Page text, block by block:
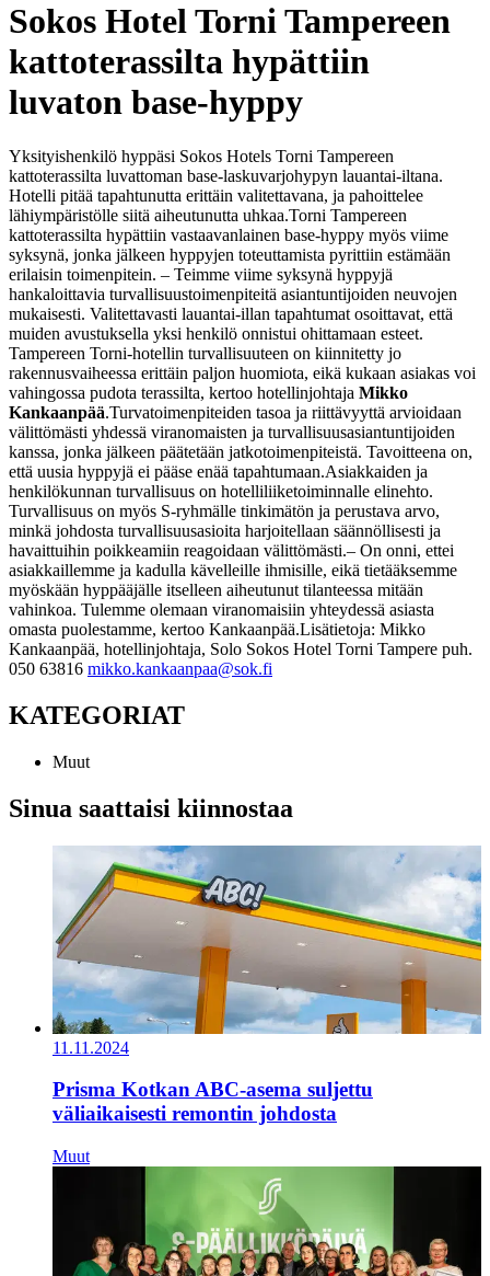
Sokos Hotel Torni Tampereen
kattoterassilta hypättiin
luvaton base-hyppy
Yksityishenkilö hyppäsi Sokos Hotels Torni Tampereen
kattoterassilta luvattoman base-laskuvarjohypyn lauantai-iltana.
Hotelli pitää tapahtunutta erittäin valitettavana, ja pahoittelee
lähiympäristölle siitä aiheutunutta uhkaa.Torni Tampereen
kattoterassilta hypättiin vastaavanlainen base-hyppy myös viime
syksynä, jonka jälkeen hyppyjen toteuttamista pyrittiin estämään
erilaisin toimenpitein. – Teimme viime syksynä hyppyjä
hankaloittavia turvallisuustoimenpiteitä asiantuntijoiden neuvojen
mukaisesti. Valitettavasti lauantai-illan tapahtumat osoittavat, että
muiden avustuksella yksi henkilö onnistui ohittamaan esteet.
Tampereen Torni-hotellin turvallisuuteen on kiinnitetty jo
rakennusvaiheessa erittäin paljon huomiota, eikä kukaan asiakas voi
vahingossa pudota terassilta, kertoo hotellinjohtaja Mikko
Kankaanpää.Turvatoimenpiteiden tasoa ja riittävyyttä arvioidaan
välittömästi yhdessä viranomaisten ja turvallisuusasiantuntijoiden
kanssa, jonka jälkeen päätetään jatkotoimenpiteistä. Tavoitteena on,
että uusia hyppyjä ei pääse enää tapahtumaan.Asiakkaiden ja
henkilökunnan turvallisuus on hotelliliiketoiminnalle elinehto.
Turvallisuus on myös S-ryhmälle tinkimätön ja perustava arvo,
minkä johdosta turvallisuusasioita harjoitellaan säännöllisesti ja
havaittuihin poikkeamiin reagoidaan välittömästi.– On onni, ettei
asiakkaillemme ja kadulla kävelleille ihmisille, eikä tietääksemme
myöskään hyppääjälle itselleen aiheutunut tilanteessa mitään
vahinkoa. Tulemme olemaan viranomaisiin yhteydessä asiasta
omasta puolestamme, kertoo Kankaanpää.Lisätietoja: Mikko
Kankaanpää, hotellinjohtaja, Solo Sokos Hotel Torni Tampere puh.
050 63816 mikko.kankaanpaa@sok.fi
KATEGORIAT
Muut
Sinua saattaisi kiinnostaa
11.11.2024
Prisma Kotkan ABC-asema suljettu
väliaikaisesti remontin johdosta
Muut